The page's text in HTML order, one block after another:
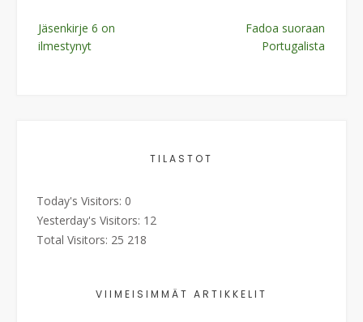
navigation
Jäsenkirje 6 on
ilmestynyt
Fadoa suoraan
Portugalista
TILASTOT
Today's Visitors: 0
Yesterday's Visitors: 12
Total Visitors: 25 218
VIIMEISIMMÄT ARTIKKELIT